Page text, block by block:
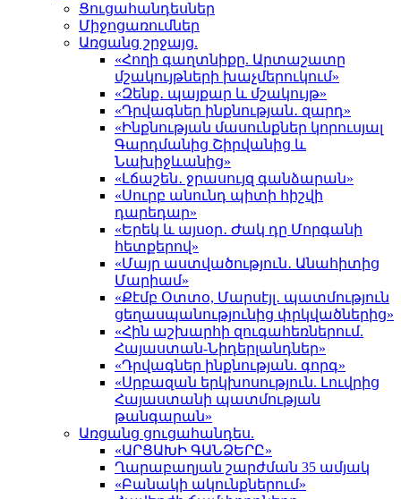
Ցուցահանդեսներ
Միջոցառումներ
Առցանց շրջայց.
«Հողի գաղտնիքը. Արտաշատը
մշակույթների խաչմերուկում»
«Զենք․ պայքար և մշակույթ»
«Դրվագներ ինքնության․ զարդ»
«Ինքնության մասունքներ կորուսյալ
Գարդմանից Շիրվանից և
Նախիջևանից»
«Լճաշեն․ ջրասույզ գանձարան»
«Սուրբ անունդ պիտի հիշվի
դարեդար»
«Երեկ և այսօր․ Ժակ դը Մորգանի
հետքերով»
«Մայր աստվածություն․ Անահիտից
Մարիամ»
«Քէմբ Օտտօ, Մարսէյլ․ պատմություն
ցեղասպանությունից փրկվածներից»
«Հին աշխարհի զուգահեռներում.
Հայաստան-Նիդերլանդներ»
«Դրվագներ ինքնության. գորգ»
«Սրբազան երկխոսություն. Լուվրից
Հայաստանի պատմության
թանգարան»
Առցանց ցուցահանդես.
«ԱՐՑԱԽԻ ԳԱՆՁԵՐԸ»
Ղարաբաղյան շարժման 35 ամյակ
«Բանակի ակունքներում»